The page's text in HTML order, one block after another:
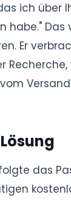
ich über
habe." Das
Er
Recherche,
vom
das